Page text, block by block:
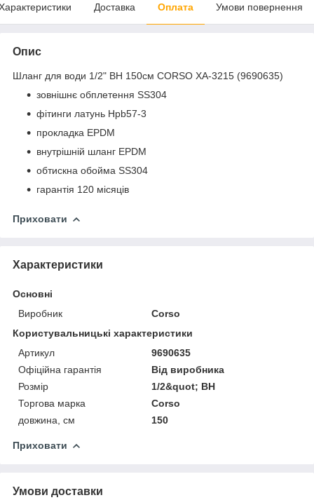
Доставка Оплата Умови повернення
Опис
Шланг для води 1/2" ВН 150см CORSO XA-3215 (9690635)
зовнішнє обплетення SS304
фітинги латунь Hpb57-3
прокладка EPDM
внутрішній шланг EPDM
обтискна обойма SS304
гарантія 120 місяців
Приховати
Характеристики
Основні
Виробник
Corso
Користувальницькі характеристики
Артикул
9690635
Офіційна гарантія
Від виробника
Розмір
1/2&quot; ВН
Торгова марка
Corso
довжина, см
150
Приховати
Умови доставки